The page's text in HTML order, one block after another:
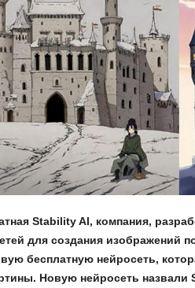
Stability AI, компания,
для создания изображений
бесплатную нейросеть,
Новую нейросеть назвали